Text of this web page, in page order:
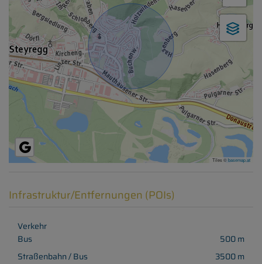
Tiles ©basemap.at
Infrastruktur/Entfernungen (POIs)
Verkehr
Bus
500 m
Straßenbahn / Bus
3500 m